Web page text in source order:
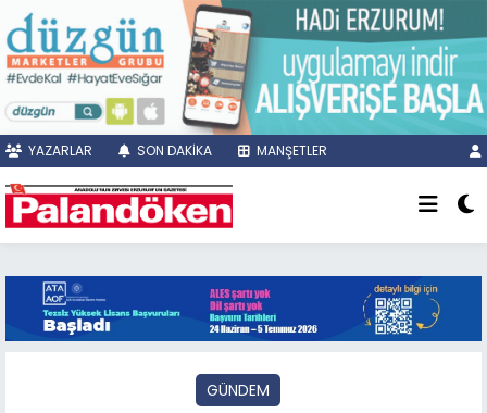
YAZARLAR SON DAKİKA MANŞETLER
GÜNDEM